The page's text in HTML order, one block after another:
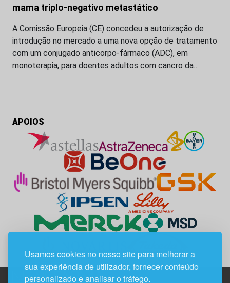
Usamos cookies no nosso site para melhorar a
sua experiência de utilizador, fornecer conteúdo
personalizado e analisar o tráfego.
mama triplo-negativo metastático
A Comissão Europeia (CE) concedeu a autorização de
introdução no mercado a uma nova opção de tratamento
com um conjugado anticorpo-fármaco (ADC), em
monoterapia, para doentes adultos com cancro da…
APOIOS